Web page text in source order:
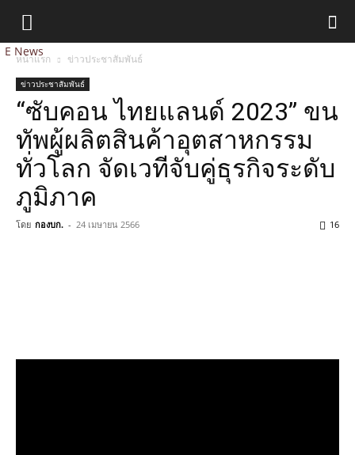
E News
หน้าแรก ข่าวประชาสัมพันธ์
ข่าวประชาสัมพันธ์
“ซับคอน ไทยแลนด์ 2023” ขน
ทัพผู้ผลิตสินค้าอุตสาหกรรม
ทั่วโลก จัดเวทีจับคู่ธุรกิจระดับ
ภูมิภาค
โดย กองบก. - 24 เมษายน 2566 16